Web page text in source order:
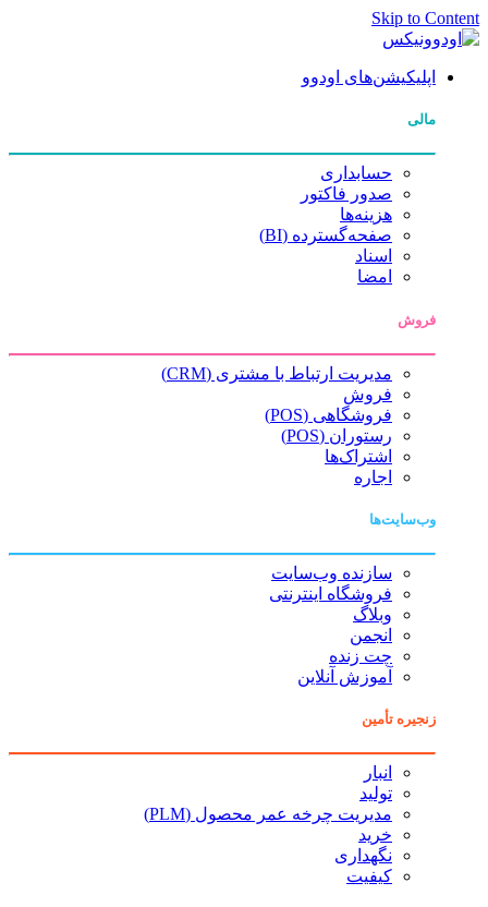
Skip to Content
اپلیکیشن‌های اودوو
مالی
حسابداری
صدور فاکتور
هزینه‌ها
صفحه‌گسترده (BI)
اسناد
امضا
فروش
مدیریت ارتباط با مشتری (CRM)
فروش
فروشگاهی (POS)
رستوران (POS)
اشتراک‌ها
اجاره
وب‌سایت‌ها
سازنده وب‌سایت
فروشگاه اینترنتی
وبلاگ
انجمن
چت زنده
آموزش آنلاین
زنجیره تأمین
انبار
تولید
مدیریت چرخه عمر محصول (PLM)
خرید
نگهداری
کیفیت